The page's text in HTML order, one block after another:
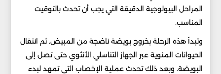
المراحل البيولوجية الدقيقة التي يجب أن تحدث بالتوقيت
المناسب.
وتبدأ هذه الرحلة بخروج بويضة ناضجة من المبيض. ثم انتقال
الحيوانات المنوية عبر الجهاز التناسلي الأنثوي حتى تصل إلى
البويضة. وبعد ذلك تحدث عملية الإخصاب التي تمهد لبدء